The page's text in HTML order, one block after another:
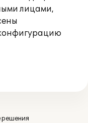
лицами,
решения